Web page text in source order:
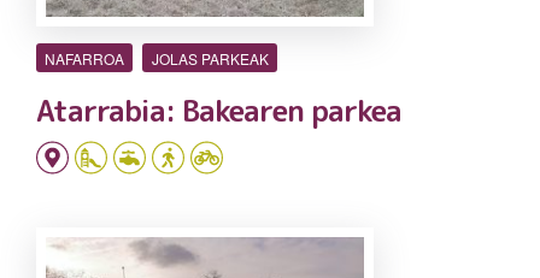
NAFARROA JOLAS PARKEAK
Atarrabia: Bakearen parkea